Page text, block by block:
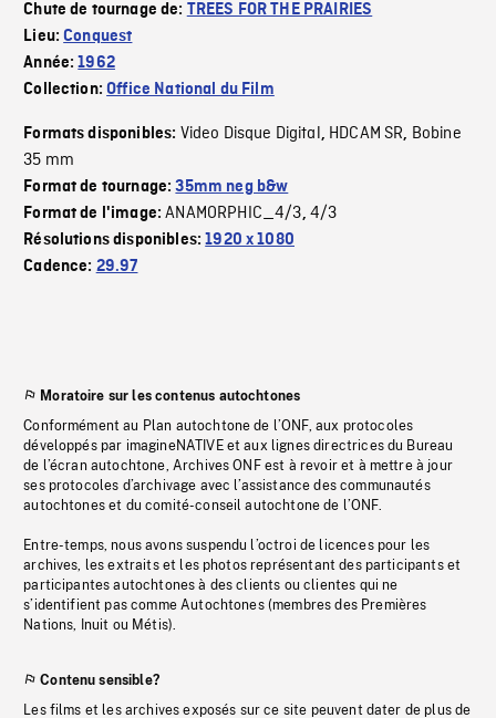
Chute de tournage de: TREES FOR THE PRAIRIES
Lieu:Conquest
Année:1962
Collection:Office National du Film
Formats disponibles: Video Disque Digital, HDCAM SR, Bobine
35 mm
Format de tournage:35mm neg b&w
Format de l'image:ANAMORPHIC_4/3, 4/3
Résolutions disponibles:1920 x 1080
Cadence: 29.97
Moratoire sur les contenus autochtones
Conformément au Plan autochtone de l’ONF, aux protocoles
développés par imagineNATIVE et aux lignes directrices du Bureau
de l’écran autochtone, Archives ONF est à revoir et à mettre à jour
ses protocoles d’archivage avec l’assistance des communautés
autochtones et du comité-conseil autochtone de l’ONF.
Entre-temps, nous avons suspendu l’octroi de licences pour les
archives, les extraits et les photos représentant des participants et
participantes autochtones à des clients ou clientes qui ne
s’identifient pas comme Autochtones (membres des Premières
Nations, Inuit ou Métis).
Contenu sensible?
Les films et les archives exposés sur ce site peuvent dater de plus de